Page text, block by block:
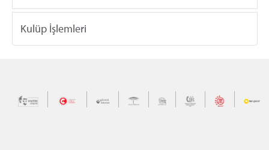
Kulüp İşlemleri